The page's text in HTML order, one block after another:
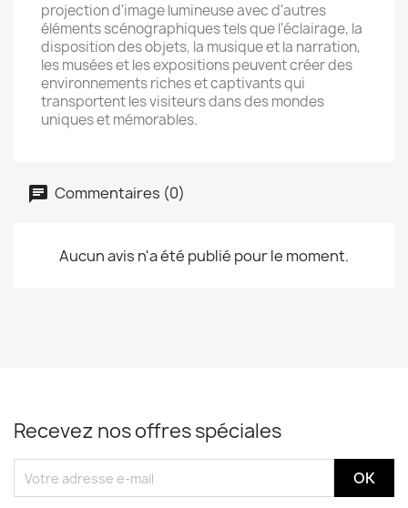
projection d'image lumineuse avec d'autres
éléments scénographiques tels que l'éclairage, la
disposition des objets, la musique et la narration,
les musées et les expositions peuvent créer des
environnements riches et captivants qui
transportent les visiteurs dans des mondes
uniques et mémorables.
Commentaires (0)
Aucun avis n'a été publié pour le moment.
Recevez nos offres spéciales